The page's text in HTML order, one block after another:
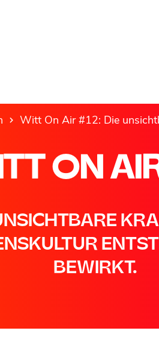
Witt On Air #12: Die unsichtbare
ON
BEWIRKT.